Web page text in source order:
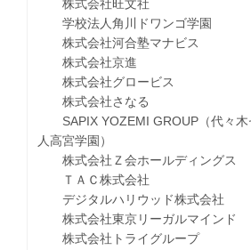
株式会社旺文社
学校法人角川ドワンゴ学園
株式会社河合塾マナビス
株式会社京進
株式会社グロービス
株式会社さなる
SAPIX YOZEMI GROUP（代々木
人高宮学園）
株式会社Ｚ会ホールディングス
ＴＡＣ株式会社
デジタルハリウッド株式会社
株式会社東京リーガルマインド
株式会社トライグループ